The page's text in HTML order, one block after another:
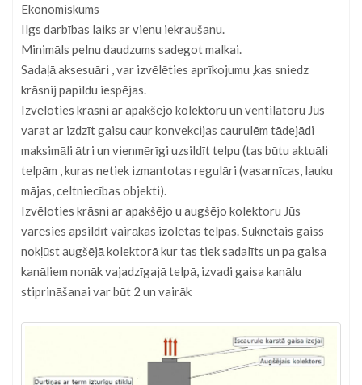
Ekonomiskums
Ilgs darbības laiks ar vienu iekraušanu.
Minimāls pelnu daudzums sadegot malkai.
Sadaļā aksesuāri , var izvēlēties aprīkojumu ,kas sniedz
krāsnij papildu iespējas.
Izvēloties krāsni ar apakšējo kolektoru un ventilatoru Jūs
varat ar izdzīt gaisu caur konvekcijas caurulēm tādejādi
maksimāli ātri un vienmērīgi uzsildīt telpu (tas būtu aktuāli
telpām , kuras netiek izmantotas regulāri (vasarnīcas, lauku
mājas, celtniecības objekti).
Izvēloties krāsni ar apakšējo u augšējo kolektoru Jūs
varēsies apsildīt vairākas izolētas telpas. Sūknētais gaiss
nokļūst augšējā kolektorā kur tas tiek sadalīts un pa gaisa
kanāliem nonāk vajadzīgajā telpā, izvadi gaisa kanālu
stiprināšanai var būt 2 un vairāk